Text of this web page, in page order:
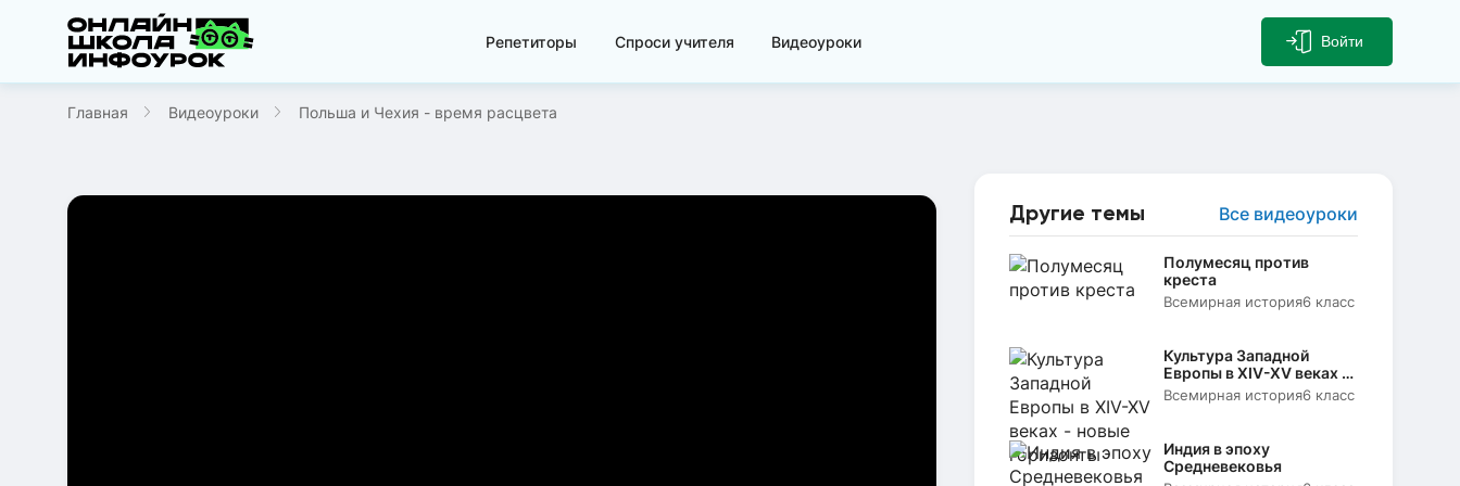
Репетиторы Спроси учителя Видеоуроки Войти
Главная Видеоуроки Польша и Чехия - время расцвета
Другие темы Все видеоуроки
Полумесяц против
креста
Всемирная история6 класс
Культура Западной
Европы в XIV-XV веках -
новые горизонты
Всемирная история6 класс
Индия в эпоху
Средневековья